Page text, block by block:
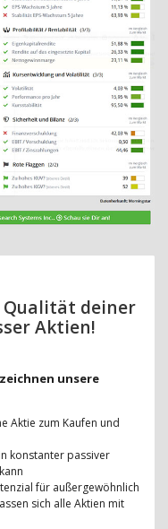
Qualität deiner
Aktien!
unsere
Aktie zum Kaufen und
konstanter passiver
für außergewöhnlich
sich alle Aktien mit